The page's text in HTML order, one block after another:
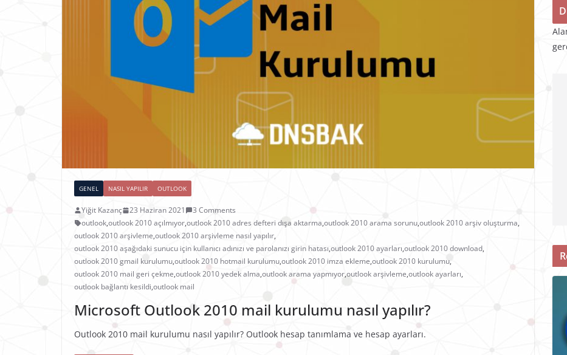
GENEL NASIL YAPILIR OUTLOOK
Yiğit Kazanç 23 Haziran 2021
3 Comments
outlook,outlook 2010 açılmıyor,outlook 2010 adres defteri dışa aktarma,outlook 2010 arama sorunu,outlook 2010 arşiv oluşturma,
outlook 2010 arşivleme,outlook 2010 arşivleme nasıl yapılır,
outlook 2010 aşağıdaki sunucu için kullanıcı adınızı ve parolanızı girin hatası,outlook 2010 ayarları,outlook 2010 download,
outlook 2010 gmail kurulumu,outlook 2010 hotmail kurulumu,outlook 2010 imza ekleme,outlook 2010 kurulumu,
outlook 2010 mail geri çekme,outlook 2010 yedek alma,outlook arama yapmıyor,outlook arşivleme,outlook ayarları,
outlook bağlantı kesildi,outlook mail
Microsoft Outlook 2010 mail kurulumu nasıl yapılır?
Outlook 2010 mail kurulumu nasıl yapılır? Outlook hesap tanımlama ve hesap ayarları.